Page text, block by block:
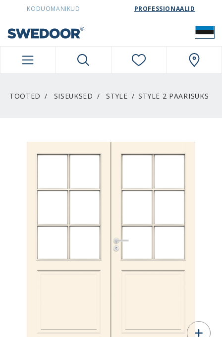
SWEDOORESTONIA NAVIGATION
KODUOMANIKUD PROFESSIONAALID
TOOTED SISEUKSED STYLE STYLE 2 PAARISUKS